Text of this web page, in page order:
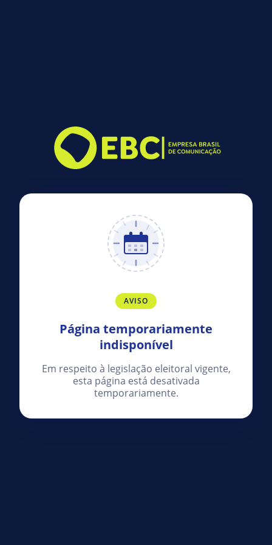
AVISO
Página temporariamente
indisponível
Em respeito à legislação eleitoral vigente,
esta página está desativada
temporariamente.